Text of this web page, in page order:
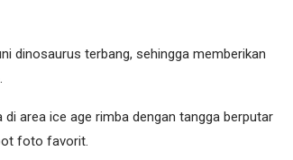
dinosaurus terbang, sehingga memberikan
area ice age rimba dengan tangga berputar
foto favorit.